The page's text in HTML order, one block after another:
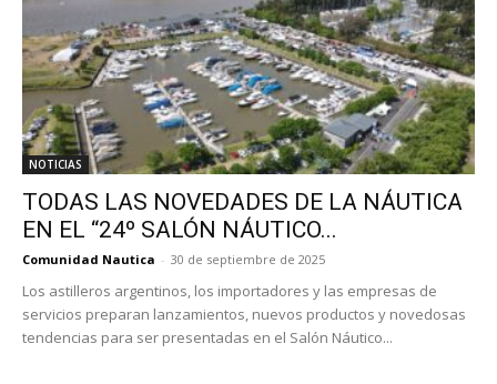
NOTICIAS
TODAS LAS NOVEDADES DE LA NÁUTICA
EN EL “24º SALÓN NÁUTICO...
Comunidad Nautica - 30 de septiembre de 2025
Los astilleros argentinos, los importadores y las empresas de
servicios preparan lanzamientos, nuevos productos y novedosas
tendencias para ser presentadas en el Salón Náutico...